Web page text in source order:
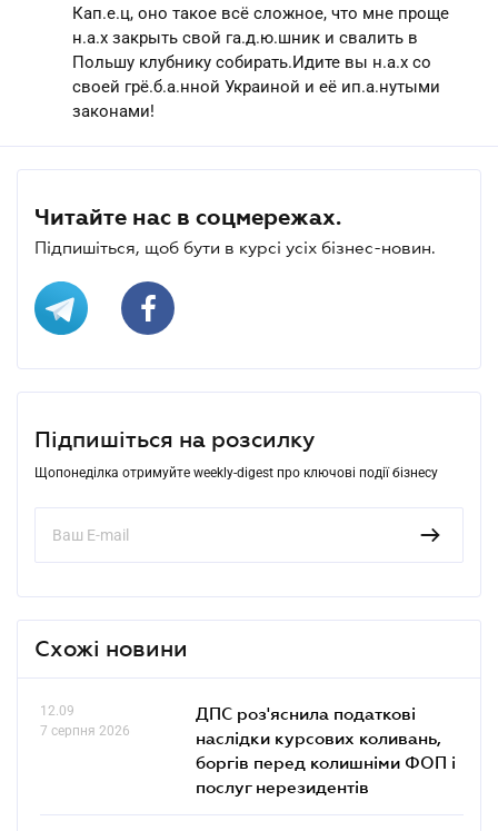
Кап.е.ц, оно такое всё сложное, что мне проще
н.а.х закрыть свой га.д.ю.шник и свалить в
Польшу клубнику собирать.Идите вы н.а.х со
своей грё.б.а.нной Украиной и её ип.а.нутыми
законами!
Читайте нас в соцмережах.
Підпишіться, щоб бути в курсі усіх бізнес-новин.
Підпишіться на розсилку
Щопонеділка отримуйте weekly-digest про ключові події бізнесу
Схожі новини
12.09
7 серпня 2026
ДПС роз'яснила податкові
наслідки курсових коливань,
боргів перед колишніми ФОП і
послуг нерезидентів